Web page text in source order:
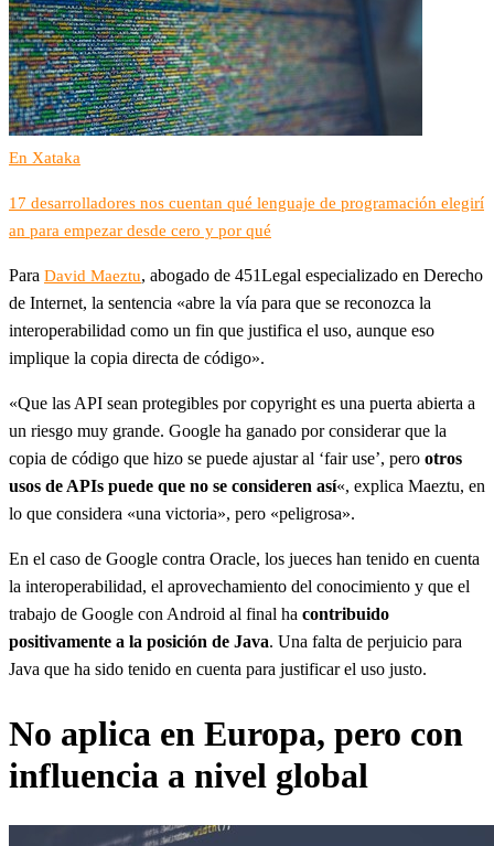
En Xataka
17 desarrolladores nos cuentan qué lenguaje de programación elegirí
an para empezar desde cero y por qué
Para David Maeztu, abogado de 451Legal especializado en Derecho
de Internet, la sentencia «abre la vía para que se reconozca la
interoperabilidad como un fin que justifica el uso, aunque eso
implique la copia directa de código».
«Que las API sean protegibles por copyright es una puerta abierta a
un riesgo muy grande. Google ha ganado por considerar que la
copia de código que hizo se puede ajustar al ‘fair use’, pero otros
usos de APIs puede que no se consideren así«, explica Maeztu, en
lo que considera «una victoria», pero «peligrosa».
En el caso de Google contra Oracle, los jueces han tenido en cuenta
la interoperabilidad, el aprovechamiento del conocimiento y que el
trabajo de Google con Android al final ha contribuido
positivamente a la posición de Java. Una falta de perjuicio para
Java que ha sido tenido en cuenta para justificar el uso justo.
No aplica en Europa, pero con
influencia a nivel global